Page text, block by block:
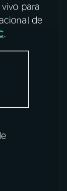
para
de
.